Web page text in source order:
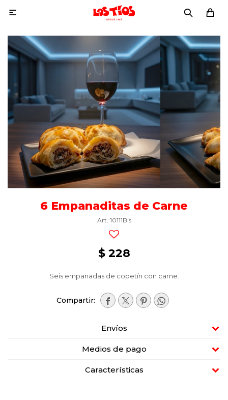

6 Empanaditas de Carne
10111Bis
$ 228
Seis empanadas de copetín con carne.
   
Envíos
Medios de pago
Características